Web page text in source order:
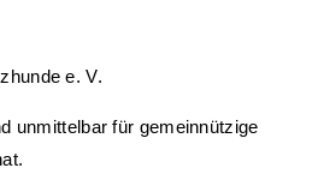
e. V.
unmittelbar für gemeinnützige